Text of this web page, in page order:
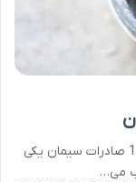
بهترین مقاصد صادراتی سیمان ایران در سال 1403 صادرات سیمان یکی
می…